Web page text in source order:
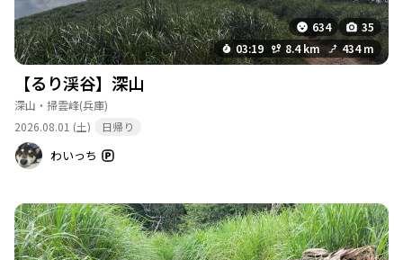
634
35
03:19
8.4 km 434 m
【るり渓谷】深山
深山・掃雲峰(兵庫)
2026.08.01 (土)
日帰り
わいっち